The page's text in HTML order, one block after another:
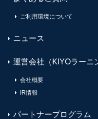
ご利用環境について
ニュース
運営会社（KIYOラーニ
会社概要
IR情報
パートナープログラム